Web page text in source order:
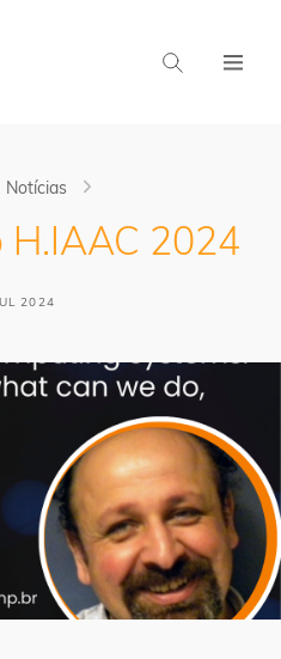
Notícias
H.IAAC 2024
2024